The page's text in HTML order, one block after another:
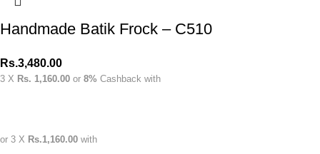
Handmade Batik Frock – C510
Rs.3,480.00
3 X Rs. 1,160.00 or 8% Cashback with
or 3 X Rs.1,160.00 with